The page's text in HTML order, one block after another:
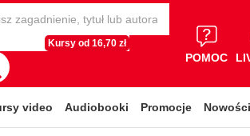
Kursy od 16,70 zł
POMOC
video Audiobooki Promocje Nowości